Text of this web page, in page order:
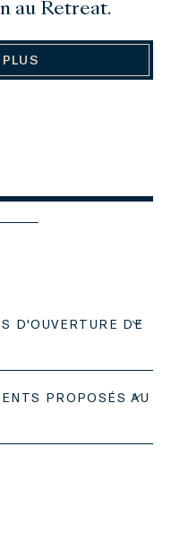
au Retreat.
D'OUVERTURE DE
PROPOSÉS AU